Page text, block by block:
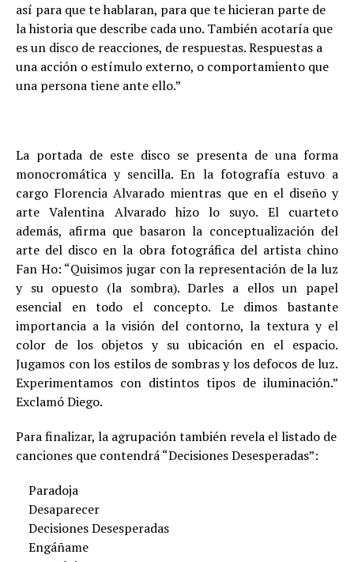
así para que te hablaran, para que te hicieran parte de
la historia que describe cada uno. También acotaría que
es un disco de reacciones, de respuestas. Respuestas a
una acción o estímulo externo, o comportamiento que
una persona tiene ante ello.”
La portada de este disco se presenta de una forma
monocromática y sencilla. En la fotografía estuvo a
cargo Florencia Alvarado mientras que en el diseño y
arte Valentina Alvarado hizo lo suyo. El cuarteto
además, afirma que basaron la conceptualización del
arte del disco en la obra fotográfica del artista chino
Fan Ho: “Quisimos jugar con la representación de la luz
y su opuesto (la sombra). Darles a ellos un papel
esencial en todo el concepto. Le dimos bastante
importancia a la visión del contorno, la textura y el
color de los objetos y su ubicación en el espacio.
Jugamos con los estilos de sombras y los defocos de luz.
Experimentamos con distintos tipos de iluminación.”
Exclamó Diego.
Para finalizar, la agrupación también revela el listado de
canciones que contendrá “Decisiones Desesperadas”:
Paradoja
Desaparecer
Decisiones Desesperadas
Engáñame